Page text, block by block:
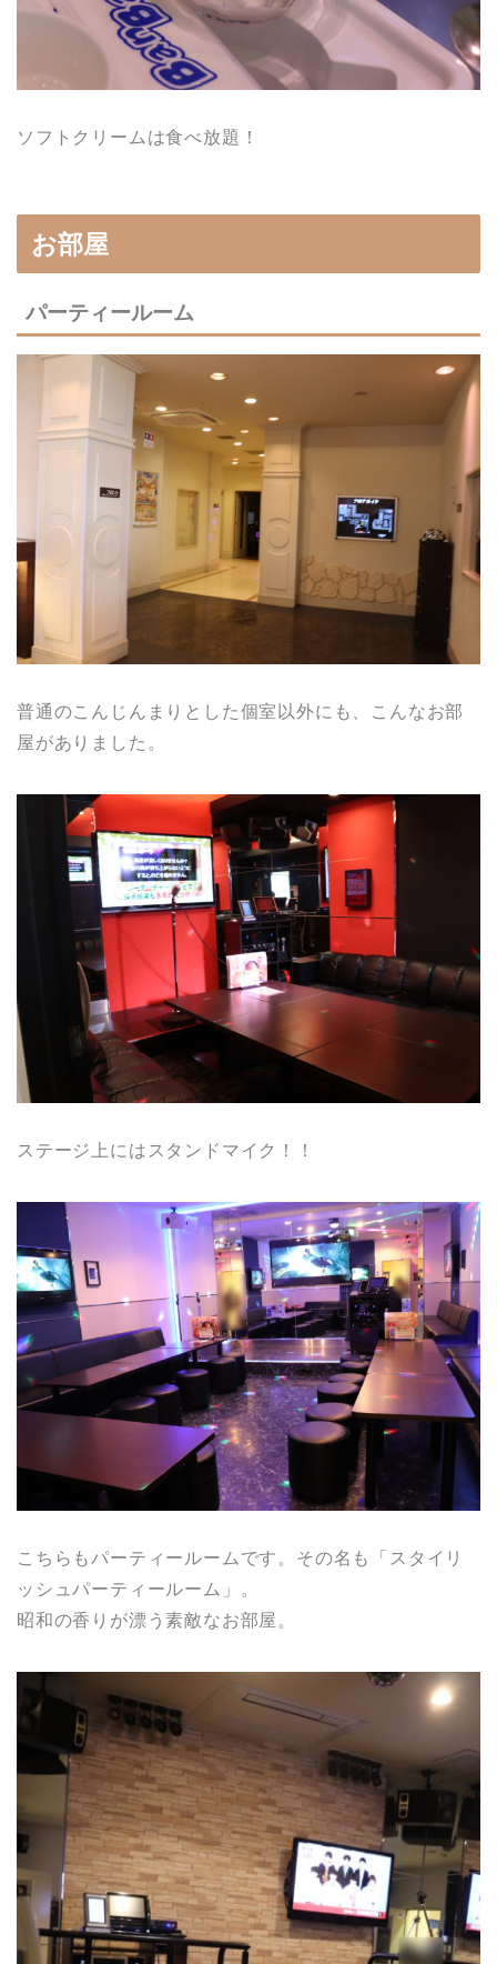
ソフトクリームは食べ放題！
お部屋
パーティールーム
普通のこんじんまりとした個室以外にも、こんなお部
屋がありました。
ステージ上にはスタンドマイク！！
こちらもパーティールームです。その名も「スタイリ
ッシュパーティールーム」。
昭和の香りが漂う素敵なお部屋。